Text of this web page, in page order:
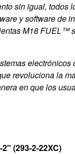
sin igual,
y software de
M18 FUEL™
revoluciona la
en que los
(293-2-22XC)